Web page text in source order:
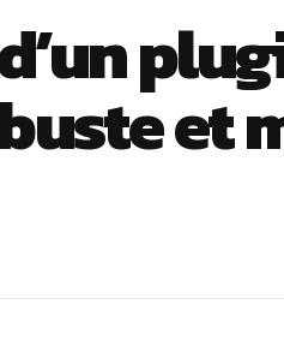
et